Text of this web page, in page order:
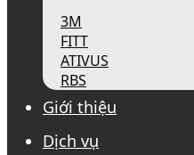
3M
FITT
ATIVUS
RBS
Giới thiệu
Dịch vụ